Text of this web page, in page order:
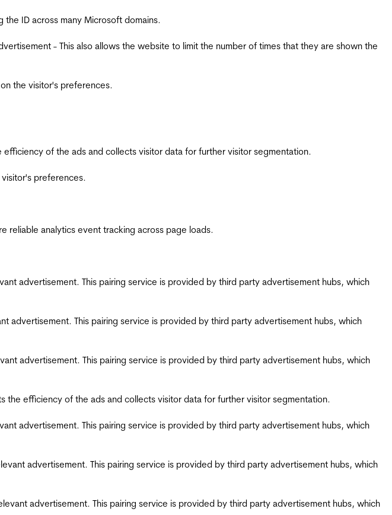
ID across many Microsoft domains.
- This also allows the website to limit the number of times that they are shown the
the visitor's preferences.
of the ads and collects visitor data for further visitor segmentation.
preferences.
reliable analytics event tracking across page loads.
advertisement. This pairing service is provided by third party advertisement hubs, which
This pairing service is provided by third party advertisement hubs, which
advertisement. This pairing service is provided by third party advertisement hubs, which
efficiency of the ads and collects visitor data for further visitor segmentation.
advertisement. This pairing service is provided by third party advertisement hubs, which
advertisement. This pairing service is provided by third party advertisement hubs, which
advertisement. This pairing service is provided by third party advertisement hubs, which